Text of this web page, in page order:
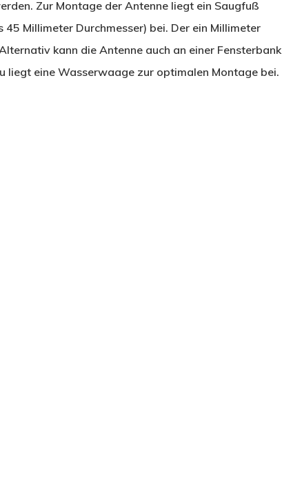
Zur Montage der Antenne liegt ein Saugfuß
Millimeter Durchmesser) bei. Der ein Millimeter
kann die Antenne auch an einer Fensterbank
liegt eine Wasserwaage zur optimalen Montage bei.